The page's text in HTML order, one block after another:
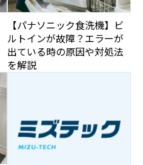
【パナソニック食洗機】ビ
ルトインが故障？エラーが
出ている時の原因や対処法
を解説